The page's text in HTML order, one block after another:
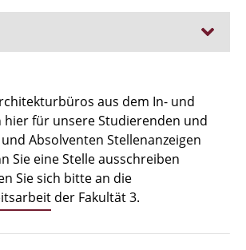
26
Bachelor 2026
aus dem In- und
hier für unsere Studierenden und
Absolventen Stellenanzeigen
Sie eine Stelle ausschreiben
Sie sich bitte an die
der Fakultät 3.